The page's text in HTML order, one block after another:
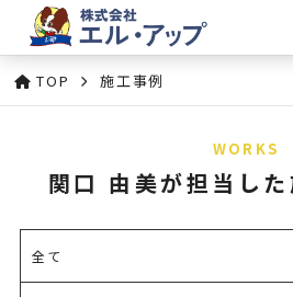
TOP 施工事例
WORKS
関口 由美が担当し
全て